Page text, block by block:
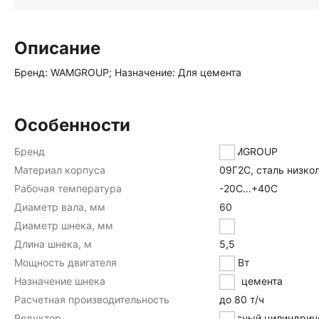
Описание
Бренд: WAMGROUP; Назначение: Для цемента
Особенности
Бренд
WAMGROUP
Материал корпуса
09Г2С, сталь
Рабочая температура
-20С...+40С
Диаметр вала, мм
60
Диаметр шнека, мм
Длина шнека, м
5,5
Мощность двигателя
11 кВт
Назначение шнека
Для цемента
Расчетная производительность
до 80 т/ч